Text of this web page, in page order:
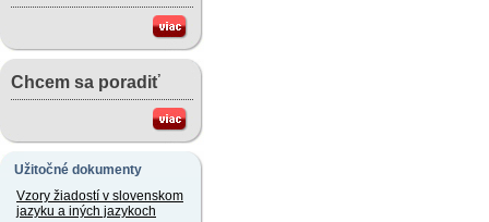
Chcem sa poradiť
Užitočné dokumenty
Vzory žiadostí v slovenskom
jazyku a iných jazykoch